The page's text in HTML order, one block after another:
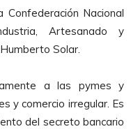
Nacional
Artesanado y
Solar.
a las pymes y
y comercio irregular. Es
del secreto bancario